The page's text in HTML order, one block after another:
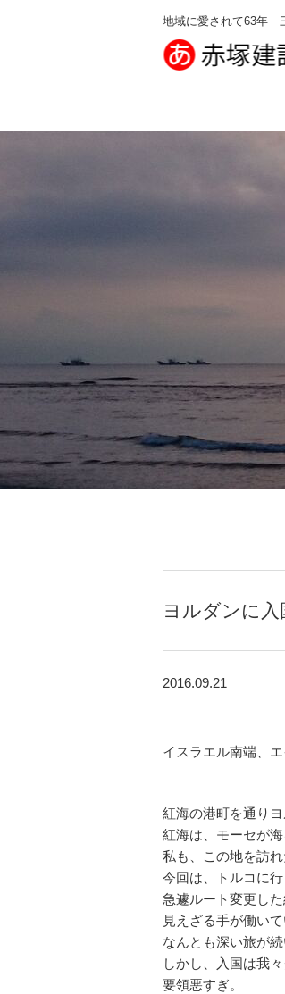
地域に愛されて63年
ヨルダンに入
2016.09.21
イスラエル南端、
紅海の港町を通り
紅海は、モーセが
私も、この地を訪
今回は、トルコに行
急遽ルート変更し
見えざる手が働い
なんとも深い旅が続
しかし、入国は我
要領悪すぎ。